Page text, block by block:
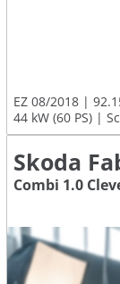
EZ 08/2018
44 kW (60 PS)
Skoda
Combi 1.0